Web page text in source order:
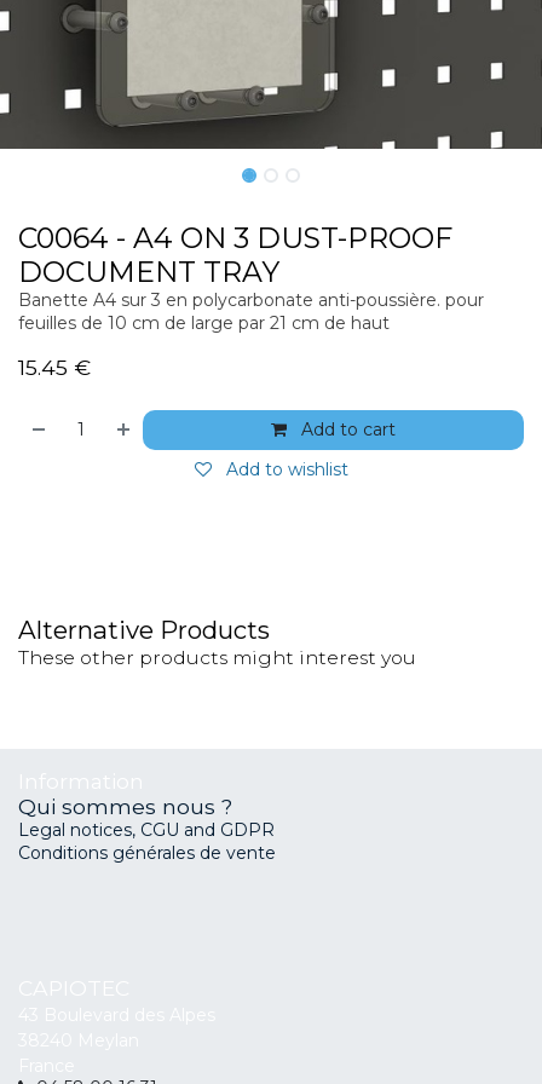
C0064 - A4 ON 3 DUST-PROOF
DOCUMENT TRAY
Banette A4 sur 3 en polycarbonate anti-poussière. pour
feuilles de 10 cm de large par 21 cm de haut
15.45 €
Add to cart
Add to wishlist
Alternative Products
These other products might interest you
Qui sommes nous ?
Legal notices, CGU and GDPR
Conditions générales de vente